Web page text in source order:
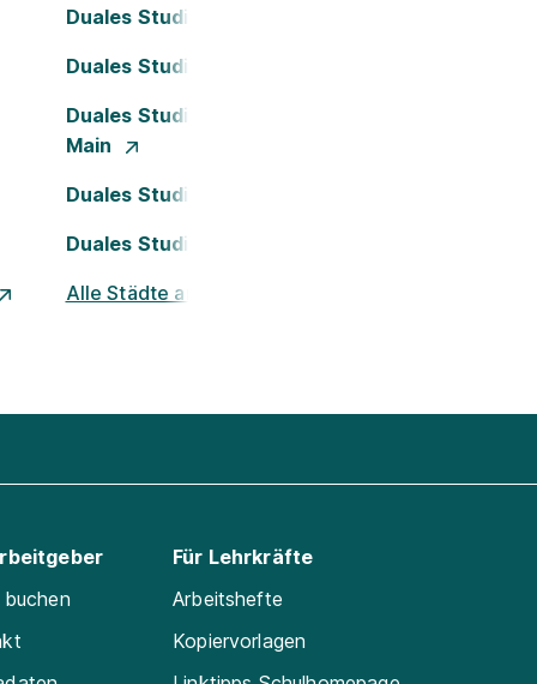
Duales Studium Bielefeld
Duales Studium Darmstadt
Duales Studium Frankfurt am
Main
Duales Studium Köln
Duales Studium Nürnberg
Alle Städte ansehen
Für Lehrkräfte
Arbeitshefte
Kopiervorlagen